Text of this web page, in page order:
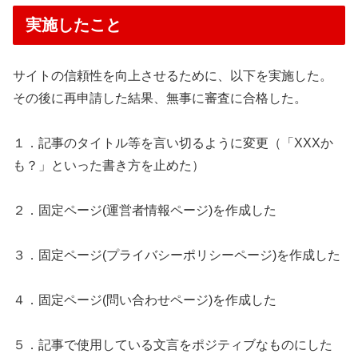
実施したこと
サイトの信頼性を向上させるために、以下を実施した。
その後に再申請した結果、無事に審査に合格した。
１．記事のタイトル等を言い切るように変更（「XXXか
も？」といった書き方を止めた）
２．固定ページ(運営者情報ページ)を作成した
３．固定ページ(プライバシーポリシーページ)を作成した
４．固定ページ(問い合わせページ)を作成した
５．記事で使用している文言をポジティブなものにした